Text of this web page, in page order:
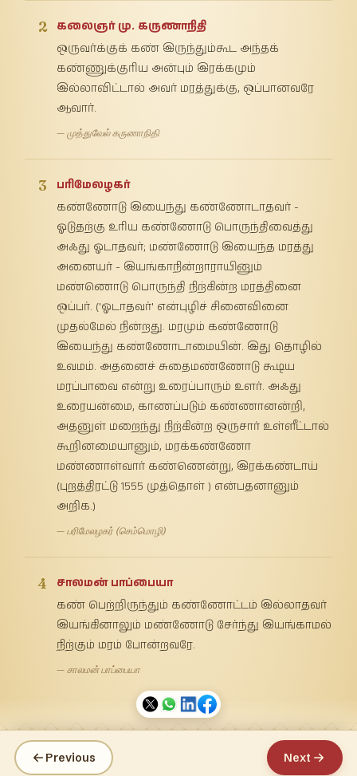
2
கலைஞர் மு. கருணாநிதி
ஒருவர்க்குக் கண் இருந்தும்கூட அந்தக்
கண்ணுக்குரிய அன்பும் இரக்கமும்
இல்லாவிட்டால் அவர் மரத்துக்கு, ஒப்பானவரே
ஆவார்.
— முத்துவேல் கருணாநிதி
3
பரிமேலழகர்
கண்ணோடு இயைந்து கண்ணோடாதவர் -
ஓடுதற்கு உரிய கண்ணோடு பொருந்திவைத்து
அஃது ஓடாதவர்; மண்ணோடு இயைந்த மரத்து
அனையர் - இயங்காநின்றாராயினும்
மண்ணொடு பொருந்தி நிற்கின்ற மரத்தினை
ஒப்பர். ('ஓடாதவர்' என்புழிச் சினைவினை
முதல்மேல் நின்றது. மரமும் கண்ணோடு
இயைந்து கண்ணோடாமையின். இது தொழில்
உவமம். அதனைச் சுதைமண்ணோடு கூடிய
மரப்பாவை என்று உரைப்பாரும் உளர். அஃது
உரையன்மை, காணப்படும் கண்ணானன்றி,
அதனுள் மறைந்து நிற்கின்ற ஒருசார் உள்ளீட்டால்
கூறினமையானும், மரக்கண்ணோ
மண்ணாள்வார் கண்ணென்று, இரக்கண்டாய்
(புறத்திரட்டு 1555 முத்தொள் ) என்பதனானும்
அறிக.)
— பரிமேலழகர் (செம்மொழி)
4
சாலமன் பாப்பையா
கண் பெற்றிருந்தும் கண்ணோட்டம் இல்லாதவர்
இயங்கினாலும் மண்ணோடு சேர்ந்து இயங்காமல்
நிற்கும் மரம் போன்றவரே.
— சாலமன் பாப்பையா
Previous Next